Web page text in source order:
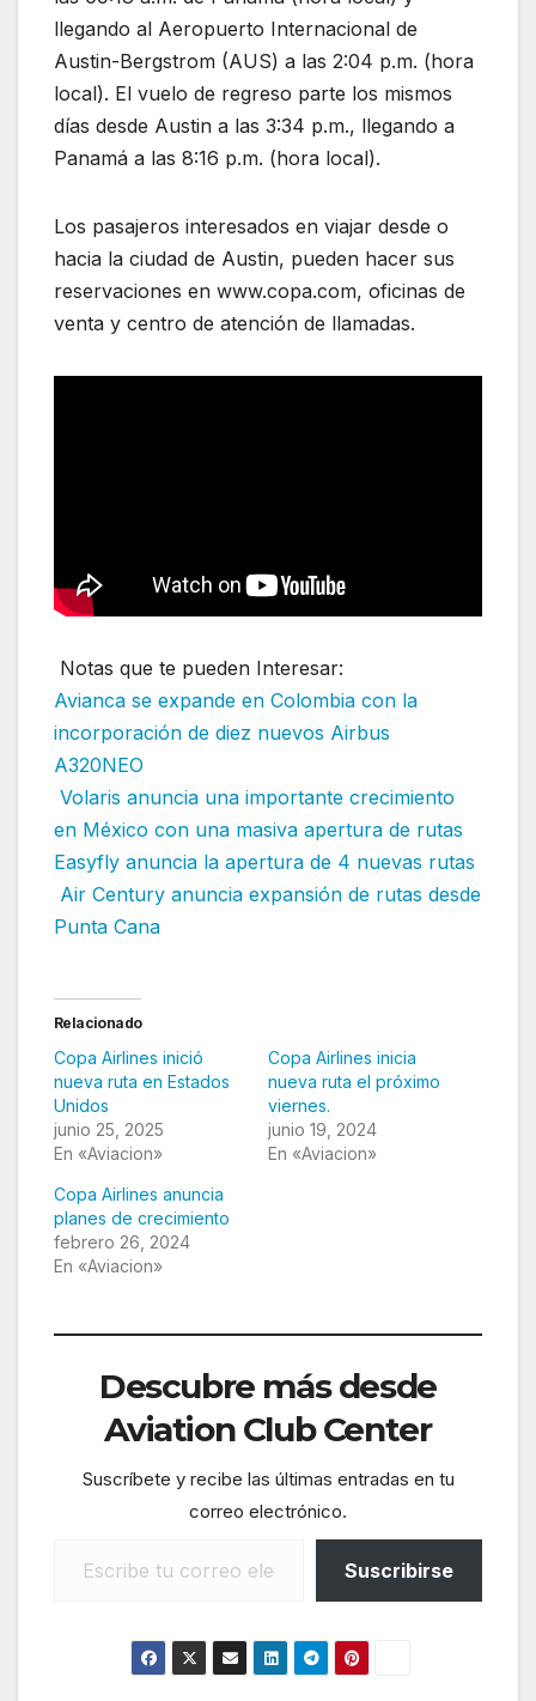
llegando al Aeropuerto Internacional de
Austin-Bergstrom (AUS) a las 2:04 p.m. (hora
local). El vuelo de regreso parte los mismos
días desde Austin a las 3:34 p.m., llegando a
Panamá a las 8:16 p.m. (hora local).
Los pasajeros interesados en viajar desde o
hacia la ciudad de Austin, pueden hacer sus
reservaciones en www.copa.com, oficinas de
venta y centro de atención de llamadas.
Notas que te pueden Interesar:
Avianca se expande en Colombia con la
incorporación de diez nuevos Airbus
A320NEO
Volaris anuncia una importante crecimiento
en México con una masiva apertura de rutas
Easyfly anuncia la apertura de 4 nuevas rutas
Air Century anuncia expansión de rutas desde
Punta Cana
Relacionado
Copa Airlines inició
nueva ruta en Estados
Unidos
junio 25, 2025
En «Aviacion»
Copa Airlines inicia
nueva ruta el próximo
viernes.
junio 19, 2024
En «Aviacion»
Copa Airlines anuncia
planes de crecimiento
febrero 26, 2024
En «Aviacion»
Descubre más desde
Aviation Club Center
Suscríbete y recibe las últimas entradas en tu
correo electrónico.
Suscribirse